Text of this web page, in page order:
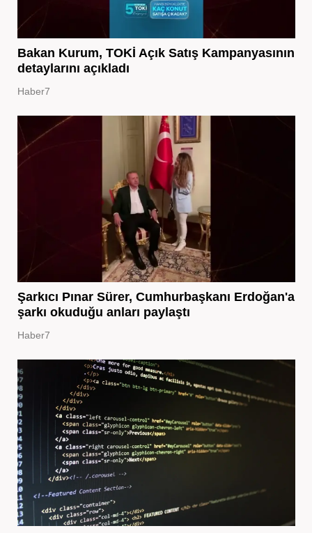
Bakan Kurum, TOKİ Açık Satış Kampanyasının
detaylarını açıkladı
Haber7
Şarkıcı Pınar Sürer, Cumhurbaşkanı Erdoğan'a
şarkı okuduğu anları paylaştı
Haber7